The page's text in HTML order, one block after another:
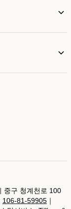
중구 청계천로 100
106-81-59905 ｜